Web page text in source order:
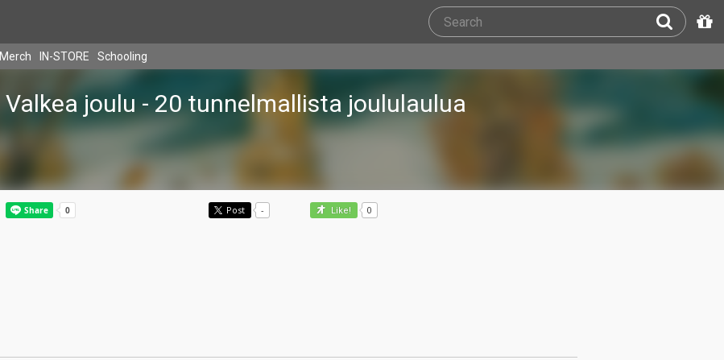
Merch IN-STORE Schooling
Valkea joulu - 20 tunnelmallista joululaulua
Post - Like! 0